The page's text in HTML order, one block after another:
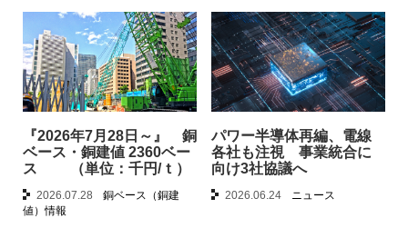
『2026年7月28日～』 銅
ベース・銅建値 2360ベー
ス （単位：千円/ｔ）
2026.07.28
銅ベース（銅建
値）情報
パワー半導体再編、電線
各社も注視 事業統合に
向け3社協議へ
2026.06.24 ニュース